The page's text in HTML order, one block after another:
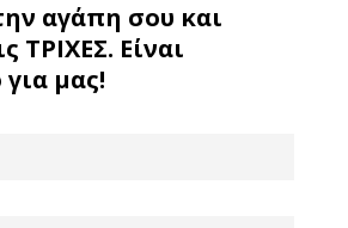
αγάπη σου και
ΤΡΙΧΕΣ. Είναι
μας!